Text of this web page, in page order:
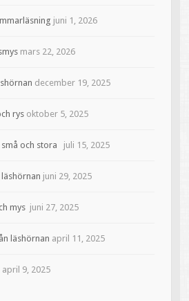
juni 1, 2026
mars 22, 2026
december 19, 2025
rys oktober 5, 2025
och stora juli 15, 2025
juni 29, 2025
mys juni 27, 2025
läshörnan april 11, 2025
april 9, 2025